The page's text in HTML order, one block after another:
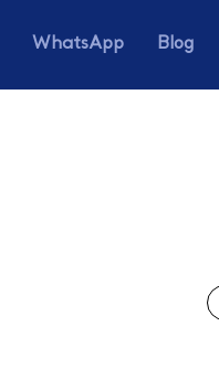
WhatsApp Blog